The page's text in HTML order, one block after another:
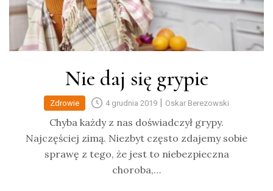
Nie daj się grypie
Zdrowie 4 grudnia 2019 | Oskar Berezowski
Chyba każdy z nas doświadczył grypy.
Najczęściej zimą. Niezbyt często zdajemy sobie
sprawę z tego, że jest to niebezpieczna
choroba,…